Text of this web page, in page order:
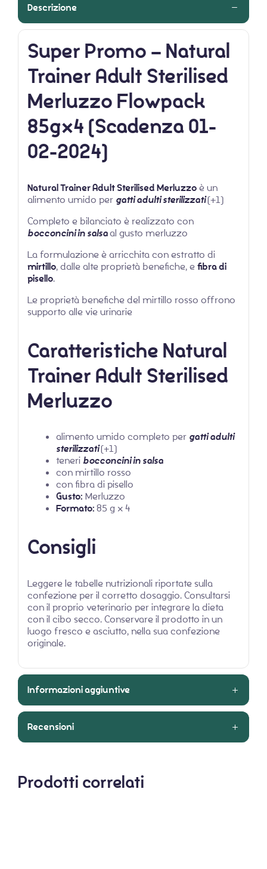
Descrizione
Super Promo – Natural
Trainer Adult Sterilised
Merluzzo Flowpack
85gx4 (Scadenza 01-
02-2024)
Natural Trainer Adult Sterilised Merluzzoè un
alimento umido per gatti adulti sterilizzati(+1)
Completo e bilanciato è realizzato con
bocconcini in salsaal gusto merluzzo
La formulazione è arricchita con estratto di
mirtillo, dalle alte proprietà benefiche, e fibra di
pisello.
Le proprietà benefiche del mirtillo rosso offrono
supporto alle vie urinarie
CaratteristicheNatural
Trainer Adult Sterilised
Merluzzo
alimento umido completo per gatti adulti
sterilizzati(+1)
teneri bocconcini in salsa
con mirtillo rosso
con fibra di pisello
Gusto: Merluzzo
Formato:85 g x 4
Consigli
Leggere le tabelle nutrizionali riportate sulla
confezione per il corretto dosaggio. Consultarsi
con il proprio veterinario per integrare la dieta
con il cibo secco. Conservare il prodotto in un
luogo fresco e asciutto, nella sua confezione
originale.
Informazioni aggiuntive
Recensioni
Prodotti correlati